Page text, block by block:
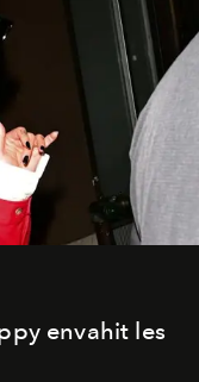
envahit les